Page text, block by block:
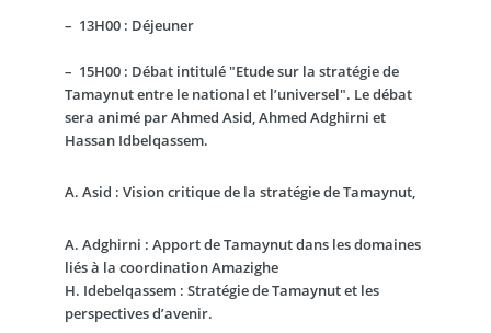
– 13H00 : Déjeuner
– 15H00 : Débat intitulé "Etude sur la stratégie de
Tamaynut entre le national et l’universel". Le débat
sera animé par Ahmed Asid, Ahmed Adghirni et
Hassan Idbelqassem.
A. Asid : Vision critique de la stratégie de Tamaynut,
A. Adghirni : Apport de Tamaynut dans les domaines
liés à la coordination Amazighe
H. Idebelqassem : Stratégie de Tamaynut et les
perspectives d’avenir.